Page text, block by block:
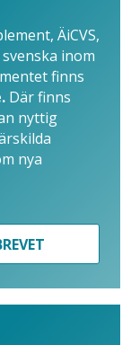
ÄiCVS,
inom
finns
Där finns
nyttig
nya